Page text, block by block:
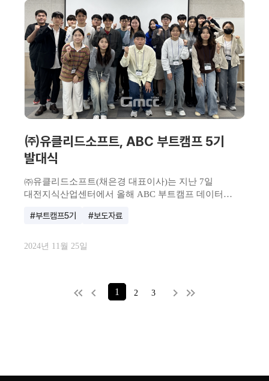
㈜유클리드소프트, ABC 부트캠프 5기
발대식
㈜유클리드소프트(채은경 대표이사)는 지난 7일
대전지식산업센터에서 올해 ABC 부트캠프 데이터
#부트캠프5기 #보도자료
2024년 11월 25일
1 2 3